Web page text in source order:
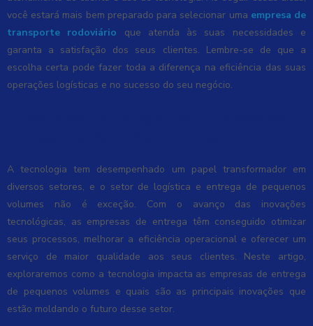
você estará mais bem preparado para selecionar uma empresa de
transporte rodoviário que atenda às suas necessidades e
garanta a satisfação dos seus clientes. Lembre-se de que a
escolha certa pode fazer toda a diferença na eficiência das suas
operações logísticas e no sucesso do seu negócio.
A tecnologia tem desempenhado um papel transformador em
diversos setores, e o setor de logística e entrega de pequenos
volumes não é exceção. Com o avanço das inovações
tecnológicas, as empresas de entrega têm conseguido otimizar
seus processos, melhorar a eficiência operacional e oferecer um
serviço de maior qualidade aos seus clientes. Neste artigo,
exploraremos como a tecnologia impacta as empresas de entrega
de pequenos volumes e quais são as principais inovações que
estão moldando o futuro desse setor.